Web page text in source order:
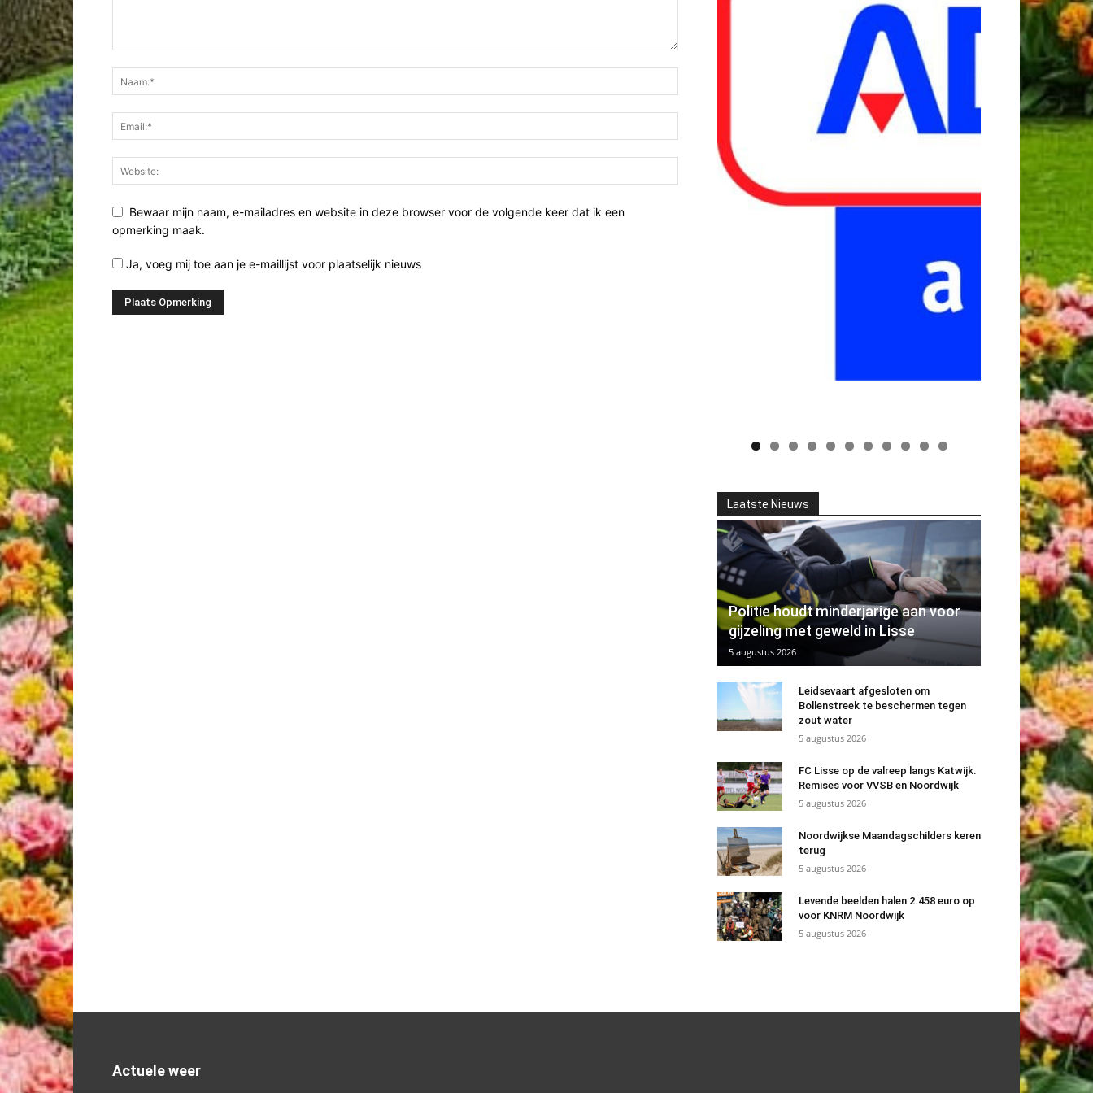
Bewaar mijn naam, e-mailadres en website in deze browser voor de volgende keer dat ik een
opmerking maak.
Ja, voeg mij toe aan je e-maillijst voor plaatselijk nieuws
Laatste Nieuws
Politie houdt minderjarige aan voor
gijzeling met geweld in Lisse
5 augustus 2026
Leidsevaart afgesloten om
Bollenstreek te beschermen tegen
zout water
5 augustus 2026
FC Lisse op de valreep langs Katwijk.
Remises voor VVSB en Noordwijk
5 augustus 2026
Noordwijkse Maandagschilders keren
terug
5 augustus 2026
Levende beelden halen 2.458 euro op
voor KNRM Noordwijk
5 augustus 2026
Actuele weer